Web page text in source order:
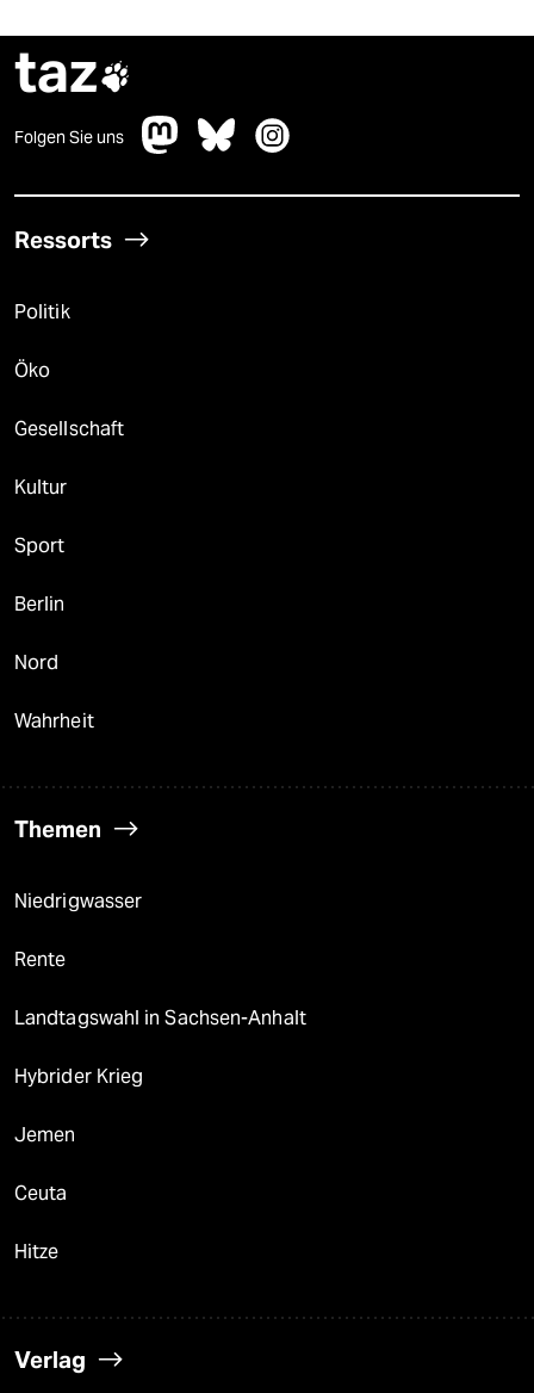
taz
Folgen Sie uns
Ressorts
Politik
Öko
Gesellschaft
Kultur
Sport
Berlin
Nord
Wahrheit
Themen
Niedrigwasser
Rente
Landtagswahl in Sachsen-Anhalt
Hybrider Krieg
Jemen
Ceuta
Hitze
Verlag